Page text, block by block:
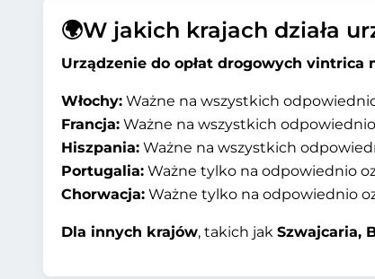
🌍W jakich krajach działa
Urządzenie do opłat drogowych vintrica
Włochy: Ważne na wszystkich
Francja: Ważne na wszystkich
Hiszpania: Ważne na wszystkich
Portugalia: Ważne tylko na odpowiednio
Chorwacja: Ważne tylko na odpowiednio
Dla innych krajów, takich jak Szwajcaria,